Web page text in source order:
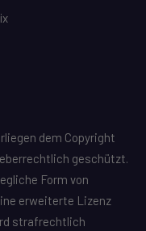
dem Copyright
geschützt.
Form von
erweiterte Lizenz
strafrechtlich